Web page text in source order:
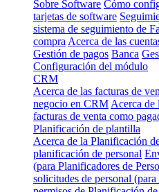
Sobre Software Cómo
tarjetas de software
sistema de seguimiento de
compra Acerca de las
Gestión de pagos Banca
Configuración del módulo
CRM
Acerca de las facturas de
negocio en CRM Acerca de
facturas de venta como
Planificación de plantilla
Acerca de la Planificación
planificación de personal
(para Planificadores de
solicitudes de personal